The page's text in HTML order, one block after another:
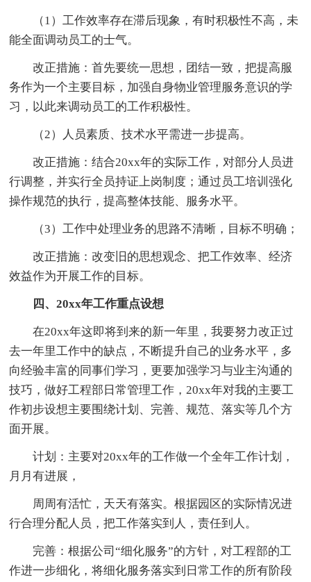
（1）工作效率存在滞后现象，有时积极性不高，未
能全面调动员工的士气。
改正措施：首先要统一思想，团结一致，把提高服
务作为一个主要目标，加强自身物业管理服务意识的学
习，以此来调动员工的工作积极性。
（2）人员素质、技术水平需进一步提高。
改正措施：结合20xx年的实际工作，对部分人员进
行调整，并实行全员持证上岗制度；通过员工培训强化
操作规范的执行，提高整体技能、服务水平。
（3）工作中处理业务的思路不清晰，目标不明确；
改正措施：改变旧的思想观念、把工作效率、经济
效益作为开展工作的目标。
四、20xx年工作重点设想
在20xx年这即将到来的新一年里，我要努力改正过
去一年里工作中的缺点，不断提升自己的业务水平，多
向经验丰富的同事们学习，更要加强学习与业主沟通的
技巧，做好工程部日常管理工作，20xx年对我的主要工
作初步设想主要围绕计划、完善、规范、落实等几个方
面开展。
计划：主要对20xx年的工作做一个全年工作计划，
月月有进展，
周周有活忙，天天有落实。根据园区的实际情况进
行合理分配人员，把工作落实到人，责任到人。
完善：根据公司“细化服务”的方针，对工程部的工
作进一步细化，将细化服务落实到日常工作的所有阶段